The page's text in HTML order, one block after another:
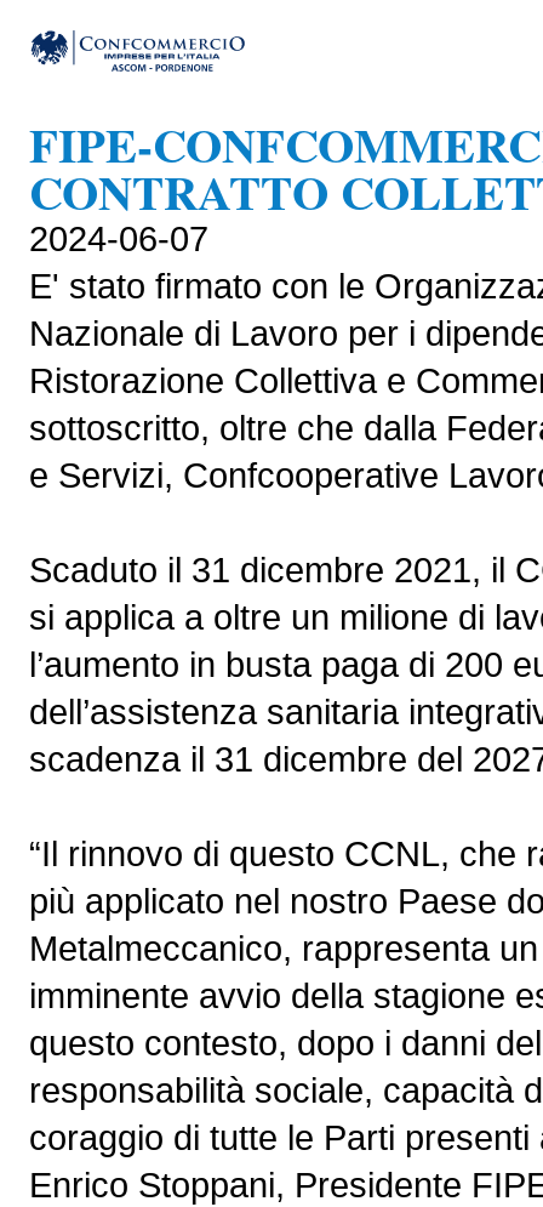
FIPE-
CONTRATTO
2024-06-07
E' stato firmato con le
Nazionale di Lavoro per i
Ristorazione Collettiva e
sottoscritto, oltre che dalla
e Servizi, Confcooperative
Scaduto il 31 dicembre 2021, il
si applica a oltre un milione di
l’aumento in busta paga di 200
dell’assistenza sanitaria
scadenza il 31 dicembre del
“Il rinnovo di questo CCNL, che
più applicato nel nostro Paese
Metalmeccanico, rappresenta
imminente avvio della stagione
questo contesto, dopo i danni
responsabilità sociale, capacità
coraggio di tutte le Parti
Enrico Stoppani, Presidente